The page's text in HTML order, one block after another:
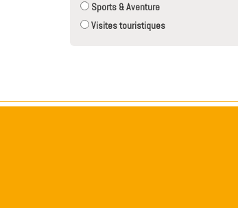
Sports & Aventure
Visites touristiques